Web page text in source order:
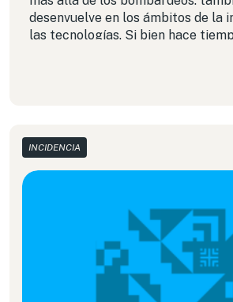
desenvuelve en los ámbitos de la
las tecnologías. Si bien hace
drones, estamos siendo testigos
alerta en ciberseguridad para
¿Qué lecciones nos pueden dejar
acontecimientos para repensar
INCIDENCIA